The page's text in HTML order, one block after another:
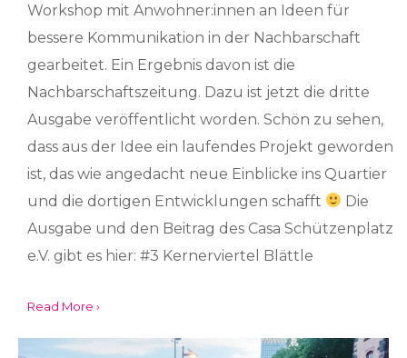
Workshop mit Anwohner:innen an Ideen für
bessere Kommunikation in der Nachbarschaft
gearbeitet. Ein Ergebnis davon ist die
Nachbarschaftszeitung. Dazu ist jetzt die dritte
Ausgabe veröffentlicht worden. Schön zu sehen,
dass aus der Idee ein laufendes Projekt geworden
ist, das wie angedacht neue Einblicke ins Quartier
und die dortigen Entwicklungen schafft
Die
Ausgabe und den Beitrag des Casa Schützenplatz
e.V. gibt es hier: #3 Kernerviertel Blättle
Read More ›